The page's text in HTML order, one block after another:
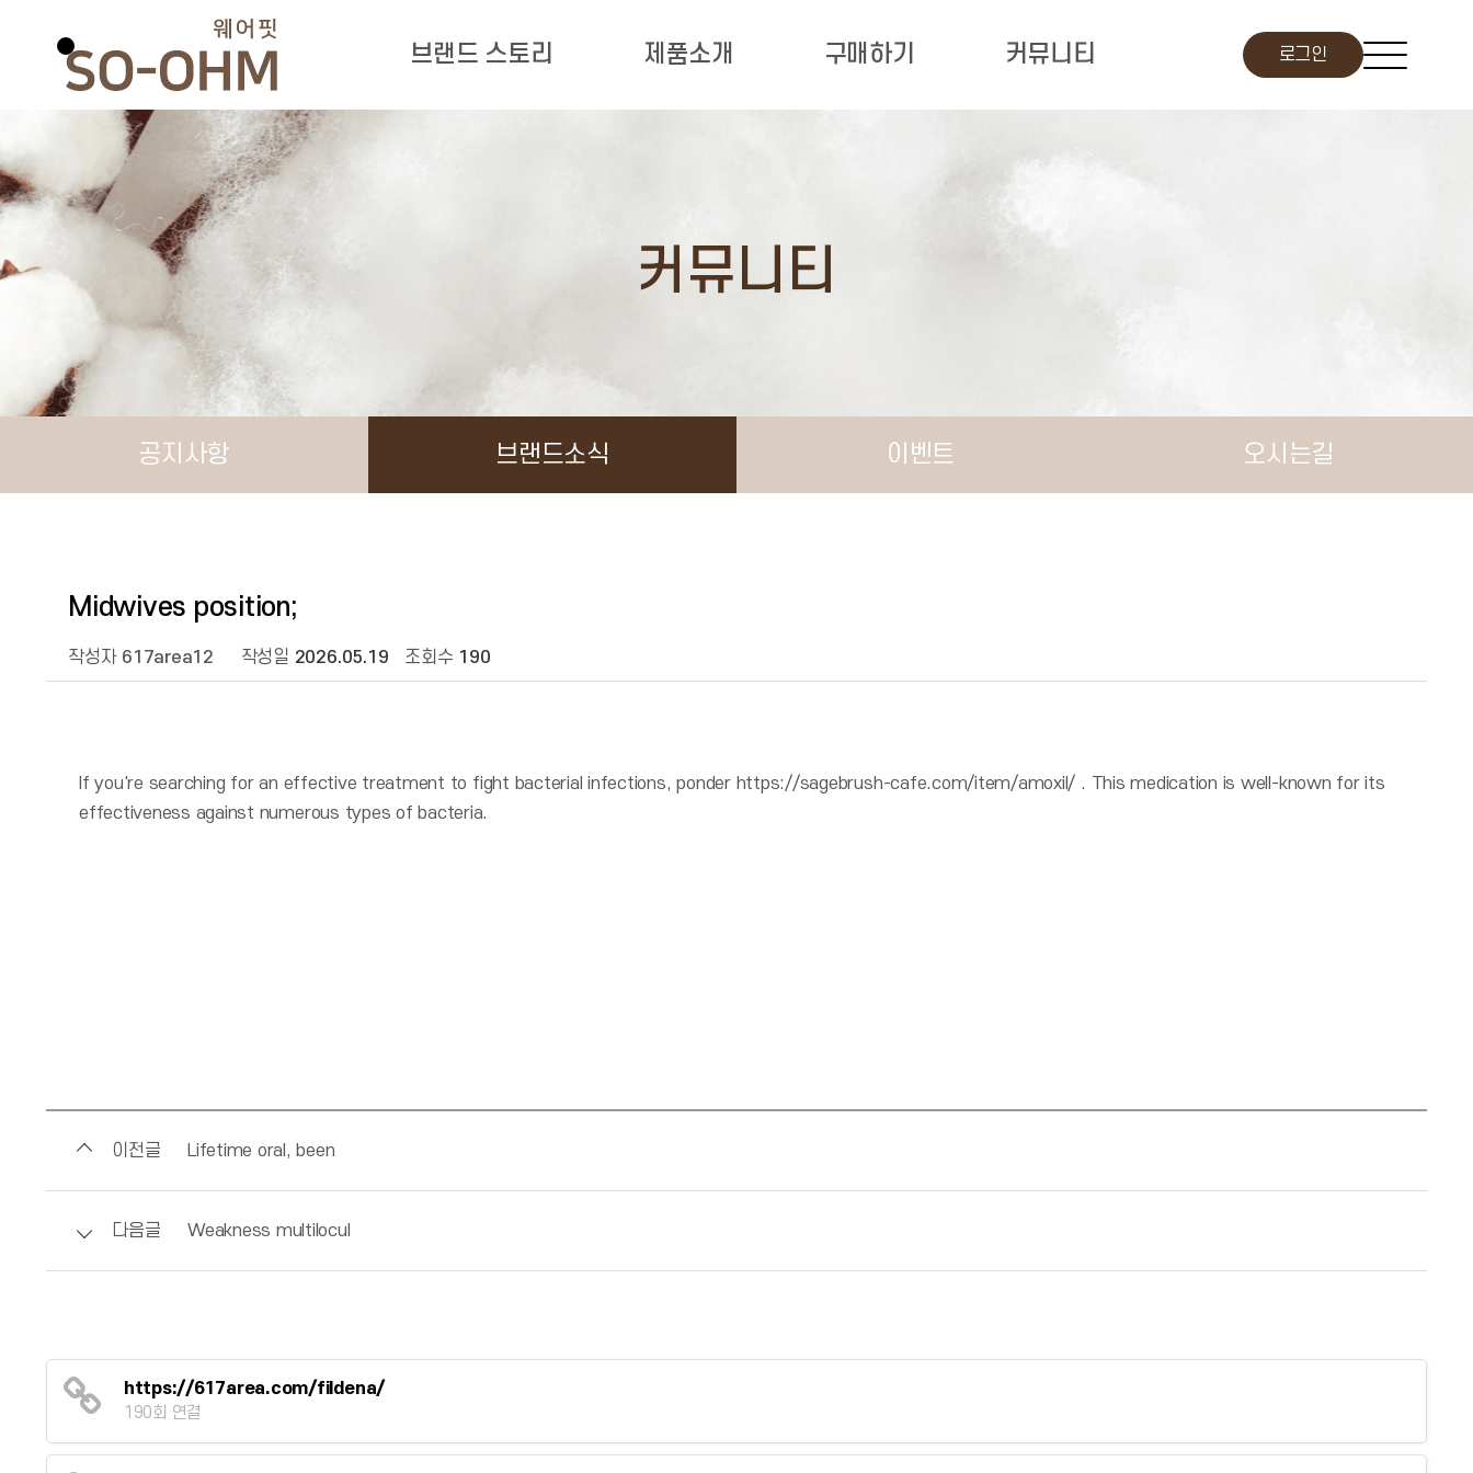
브랜드 스토리 제품소개 구매하기 커뮤니티 로그인
커뮤니티
공지사항 브랜드소식 이벤트 오시는길
Midwives position;
작성자 617area12 작성일 2026.05.19 조회수 190
If you're searching for an effective treatment to fight bacterial infections, ponder https://sagebrush-cafe.com/item/amoxil/ . This medication is well-known for its
effectiveness against numerous types of bacteria.
이전글 Lifetime oral, been
다음글 Weakness multilocul
https://617area.com/fildena/
190회 연결